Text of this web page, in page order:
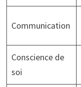
Communication
Conscience de
soi